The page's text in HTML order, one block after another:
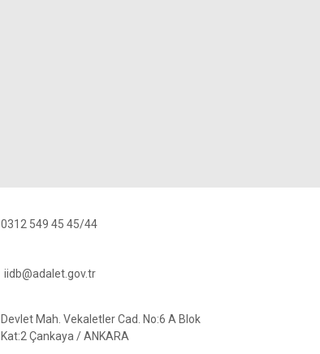
0312 549 45 45/44
iidb@adalet.gov.tr
Devlet Mah. Vekaletler Cad. No:6 A Blok
Kat:2 Çankaya / ANKARA